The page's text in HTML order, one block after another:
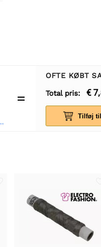
5V - 35V XL6009
=
OFTE KØBT
Total pris:
€
Tilføj